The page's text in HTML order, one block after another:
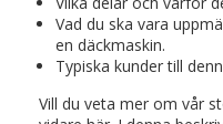
Vad du ska vara
en däckmaskin.
Typiska kunder till
Vill du veta mer om vår